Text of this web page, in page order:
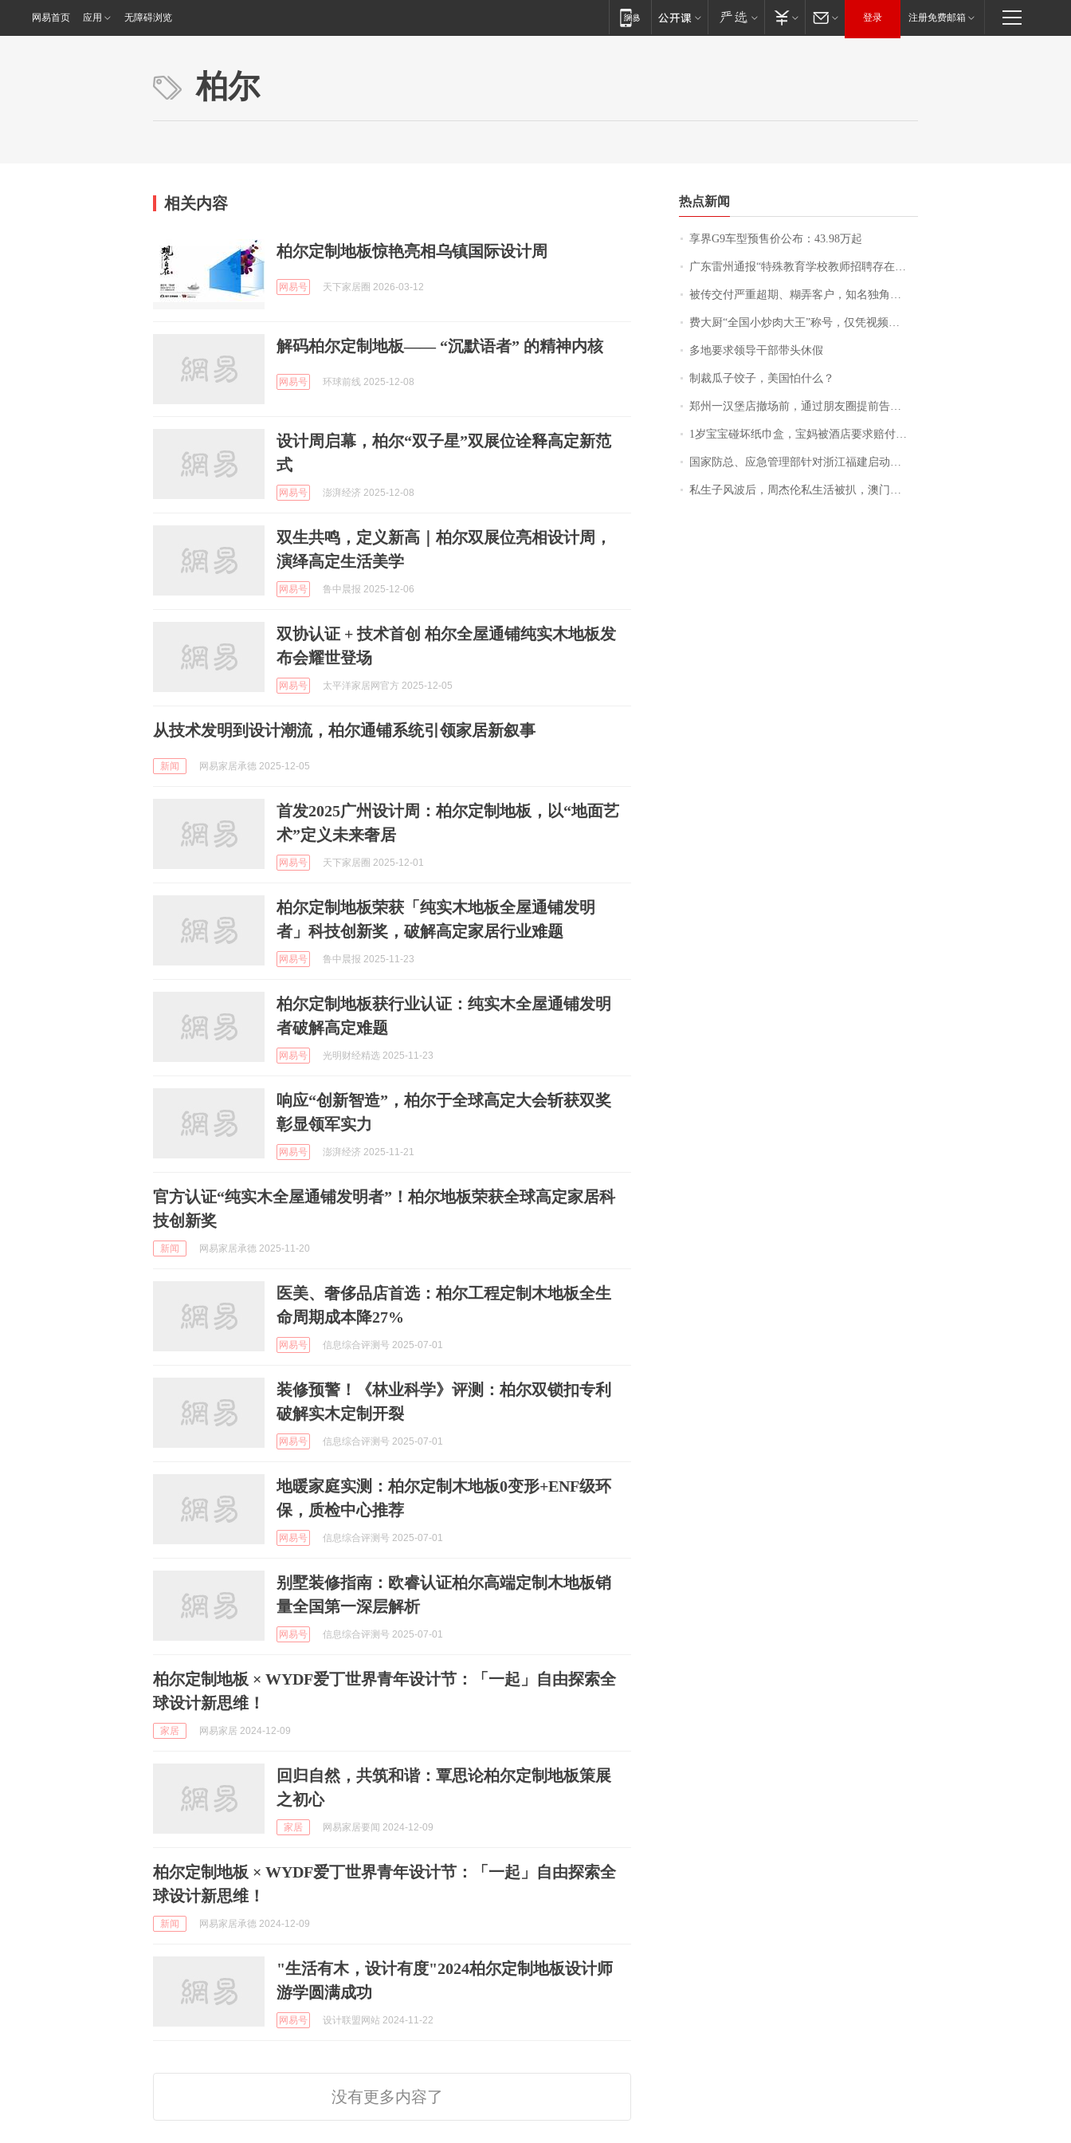
网易首页 应用 无障碍浏览 登录 注册免费邮箱
柏尔
相关内容
柏尔定制地板惊艳亮相乌镇国际设计周
网易号 天下家居圈 2026-03-12
解码柏尔定制地板—— “沉默语者” 的精神内核
网易号 环球前线 2025-12-08
设计周启幕，柏尔“双子星”双展位诠释高定新范
式
网易号 澎湃经济 2025-12-08
双生共鸣，定义新高｜柏尔双展位亮相设计周，
演绎高定生活美学
网易号 鲁中晨报 2025-12-06
双协认证 + 技术首创 柏尔全屋通铺纯实木地板发
布会耀世登场
网易号 太平洋家居网官方 2025-12-05
从技术发明到设计潮流，柏尔通铺系统引领家居新叙事
新闻 网易家居承德 2025-12-05
首发2025广州设计周：柏尔定制地板，以“地面艺
术”定义未来奢居
网易号 天下家居圈 2025-12-01
柏尔定制地板荣获「纯实木地板全屋通铺发明
者」科技创新奖，破解高定家居行业难题
网易号 鲁中晨报 2025-11-23
柏尔定制地板获行业认证：纯实木全屋通铺发明
者破解高定难题
网易号 光明财经精选 2025-11-23
响应“创新智造”，柏尔于全球高定大会斩获双奖
彰显领军实力
网易号 澎湃经济 2025-11-21
官方认证“纯实木全屋通铺发明者”！柏尔地板荣获全球高定家居科
技创新奖
新闻 网易家居承德 2025-11-20
医美、奢侈品店首选：柏尔工程定制木地板全生
命周期成本降27%
网易号 信息综合评测号 2025-07-01
装修预警！《林业科学》评测：柏尔双锁扣专利
破解实木定制开裂
网易号 信息综合评测号 2025-07-01
地暖家庭实测：柏尔定制木地板0变形+ENF级环
保，质检中心推荐
网易号 信息综合评测号 2025-07-01
别墅装修指南：欧睿认证柏尔高端定制木地板销
量全国第一深层解析
网易号 信息综合评测号 2025-07-01
柏尔定制地板 × WYDF爱丁世界青年设计节：「一起」自由探索全
球设计新思维！
家居 网易家居 2024-12-09
回归自然，共筑和谐：覃思论柏尔定制地板策展
之初心
家居 网易家居要闻 2024-12-09
柏尔定制地板 × WYDF爱丁世界青年设计节：「一起」自由探索全
球设计新思维！
新闻 网易家居承德 2024-12-09
"生活有木，设计有度"2024柏尔定制地板设计师
游学圆满成功
网易号 设计联盟网站 2024-11-22
没有更多内容了
热点新闻
享界G9车型预售价公布：43.98万起
广东雷州通报“特殊教育学校教师招聘存在违规行为”：已启动问责程序 副校长被停职
被传交付严重超期、糊弄客户，知名独角兽车企创始人回应：都没证据，将依法采取措施，“本人长期与美国交管局保持沟通，对方表示肯定”
费大厨“全国小炒肉大王”称号，仅凭视频评出？中国烹饪协会回应
多地要求领导干部带头休假
制裁瓜子饺子，美国怕什么？
郑州一汉堡店撤场前，通过朋友圈提前告知逐一退费，有顾客仅剩1元也全被退回，分文不少；顾客：言而有信，让人感动
1岁宝宝碰坏纸巾盒，宝妈被酒店要求赔付924元！三亚一酒店回复：骨瓷定制！网友一查价格，吵翻了
国家防总、应急管理部针对浙江福建启动防汛防台风四级应急响应
私生子风波后，周杰伦私生活被扒，澳门输10亿传闻早已经水落石出